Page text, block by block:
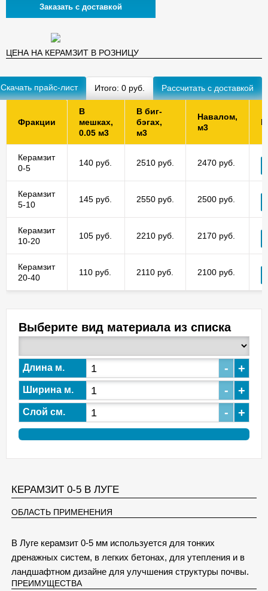
Заказать с доставкой
ЦЕНА НА КЕРАМЗИТ В РОЗНИЦУ
Скачать прайс-лист Итого: 0 руб.
Фракции
В
мешках,
0.05 м3
В биг-
бэгах,
м3
Навалом,
м3
Керамзит
0-5
140 руб. 2510 руб. 2470 руб.
Керамзит
5-10
145 руб. 2550 руб. 2500 руб.
Керамзит
10-20
105 руб. 2210 руб. 2170 руб.
Керамзит
20-40
110 руб. 2110 руб. 2100 руб.
Выберите вид материала из списка
Длина м. - +
Ширина м. - +
Слой см. - +
КЕРАМЗИТ 0-5 В ЛУГЕ
ОБЛАСТЬ ПРИМЕНЕНИЯ
В Луге керамзит 0-5 мм используется для тонких
дренажных систем, в легких бетонах, для утепления и в
ландшафтном дизайне для улучшения структуры почвы.
ПРЕИМУЩЕСТВА